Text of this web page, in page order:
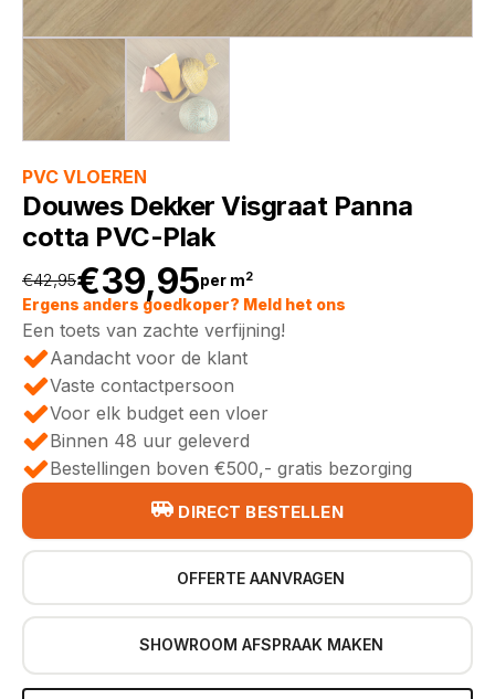
PVC VLOEREN
Douwes Dekker Visgraat Panna
cotta PVC-Plak
€42,95
Oorspronkelijke
prijs
was:
€42,95.
€39,95
Huidige
prijs
is:
€39,95.
per m2
Ergens anders goedkoper? Meld het ons
Een toets van zachte verfijning!
Aandacht voor de klant
Vaste contactpersoon
Voor elk budget een vloer
Binnen 48 uur geleverd
Bestellingen boven €500,- gratis bezorging
DIRECT BESTELLEN
OFFERTE AANVRAGEN
SHOWROOM AFSPRAAK MAKEN